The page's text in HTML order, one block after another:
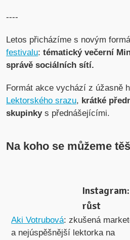
----
Letos přicházíme s novým
festivalu:tématický večerní
správě sociálních sítí.
Formát akce vychází z úžasně
Lektorského srazu, krátké
skupinkys přednášejícími.
Na koho se můžeme
růst
Aki Votrubová: zkušená
a nejúspěšnější lektorka na